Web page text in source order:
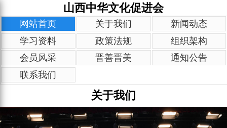
山西中华文化促进会
网站首页 关于我们
新闻动态
学习资料
政策法规
组织架构
会员风采
晋善晋美
通知公告
联系我们
关于我们